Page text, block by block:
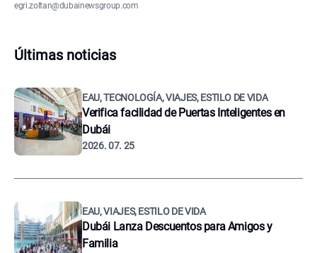
egri.zoltan@dubainewsgroup.com
Últimas noticias
EAU, TECNOLOGÍA, VIAJES, ESTILO DE VIDA
Verifica facilidad de Puertas Inteligentes en
Dubái
2026. 07. 25
EAU, VIAJES, ESTILO DE VIDA
Dubái Lanza Descuentos para Amigos y
Familia